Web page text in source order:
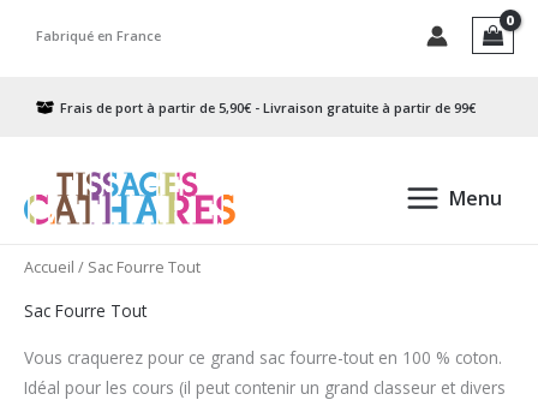
Fabriqué en France
Frais de port à partir de 5,90€ - Livraison gratuite à partir de 99€
Menu
Accueil / Sac Fourre Tout
Sac Fourre Tout
Vous craquerez pour ce grand sac fourre-tout en 100 % coton.
Idéal pour les cours (il peut contenir un grand classeur et divers